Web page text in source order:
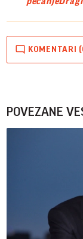
KOMENTARI
POVEZANE